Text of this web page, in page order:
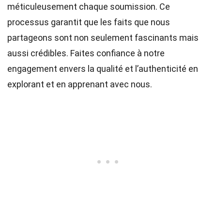
méticuleusement chaque soumission. Ce
processus garantit que les faits que nous
partageons sont non seulement fascinants mais
aussi crédibles. Faites confiance à notre
engagement envers la qualité et l’authenticité en
explorant et en apprenant avec nous.